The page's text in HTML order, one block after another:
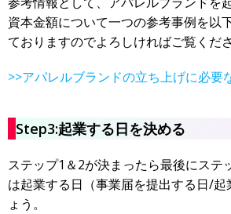
資本金額について一つの参考事例を以
ておりますのでよろしければご覧くださ
>>アパレルブランドの立ち上げに必要
Step3:起業する日を決める
ステップ1＆2が決まったら最後にステ
は起業する日（事業届を提出する日/起
ょう。